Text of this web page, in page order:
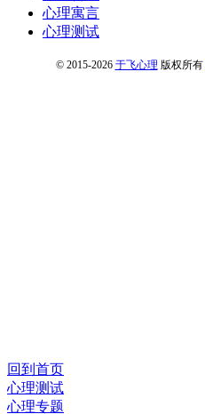
心理寓言
心理测试
© 2015-2026 于飞心理 版权所有
回到首页
心理测试
心理专题